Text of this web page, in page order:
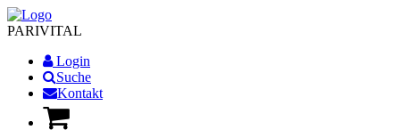
PARIVITAL
Login
Suche
Kontakt